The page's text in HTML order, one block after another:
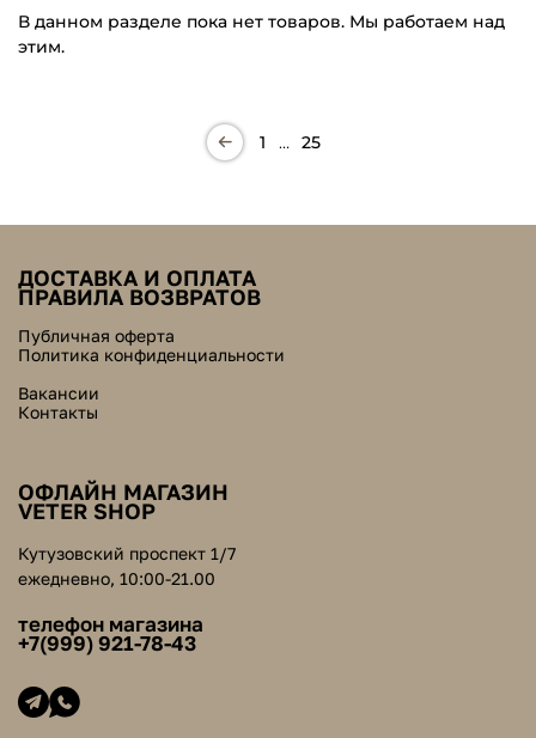
В данном разделе пока нет товаров. Мы работаем над
этим.
1 … 25
ДОСТАВКА И ОПЛАТА
ПРАВИЛА ВОЗВРАТОВ
Публичная оферта
Политика конфиденциальности
Вакансии
Контакты
ОФЛАЙН МАГАЗИН
VETER SHOP
Кутузовский проспект 1/7
ежедневно, 10:00-21.00
телефон магазина
+7(999) 921-78-43